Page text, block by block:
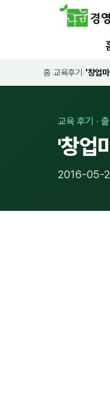
홈›교육후기 ›'창업
교육 후기 ·
'창업
2016-05-